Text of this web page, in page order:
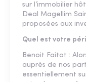
sur l’immobilier
Deal Magellim
proposées aux
Quel est votre
Benoit Faitot :
auprès de nos
essentiellement